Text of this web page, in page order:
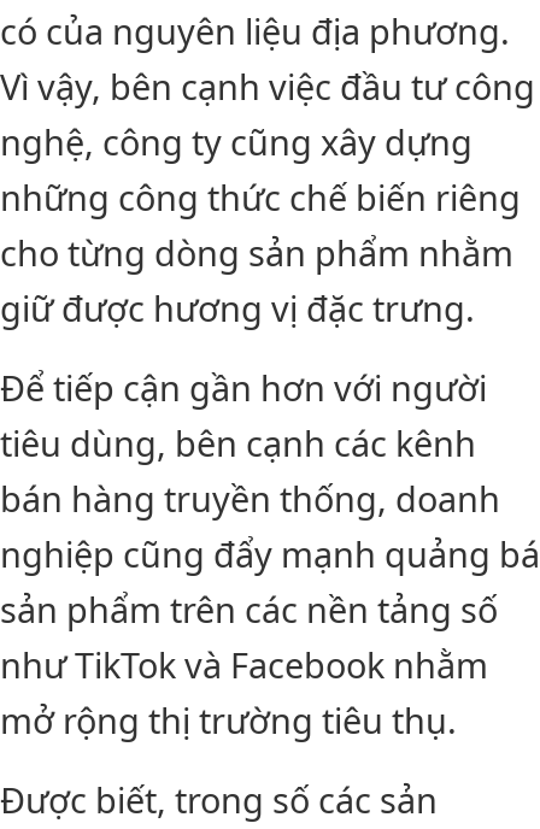
có của nguyên liệu địa phương.
Vì vậy, bên cạnh việc đầu tư công
nghệ, công ty cũng xây dựng
những công thức chế biến riêng
cho từng dòng sản phẩm nhằm
giữ được hương vị đặc trưng.
Để tiếp cận gần hơn với người
tiêu dùng, bên cạnh các kênh
bán hàng truyền thống, doanh
nghiệp cũng đẩy mạnh quảng bá
sản phẩm trên các nền tảng số
như TikTok và Facebook nhằm
mở rộng thị trường tiêu thụ.
Được biết, trong số các sản